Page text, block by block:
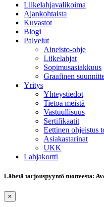
Liikelahjavalikoima
Ajankohtaista
Kuvastot
Blogi
Palvelut
Aineisto-ohje
Liikelahjat
Sopimusasiakkuus
Graafinen
Yritys
Yhteystiedot
Tietoa meistä
Vastuullisuus
Sertifikaatit
Eettinen ohjeistus
Asiakastarinat
UKK
Lahjakortti
Lähetä tarjouspyyntö tuotteesta:
×